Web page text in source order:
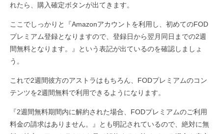
れたら、購入確定ボタンが出てきます。
ここでしっかりと『Amazonアカウントを利用し、初めてのFOD
プレミアム登録となりますので、登録日から翌月同日までの2週
間無料となります。』という表記が出ているのを確認しましょ
う。
これで2週間彼方のアストラはもちろん、FODプレミアムのコン
テンツを2週間無料で利用できるようになります。
『2週間無料期間内に解約された場合、FODプレミアムのご利用
料金の請求はありません。』とも明記されているので、絶対に無